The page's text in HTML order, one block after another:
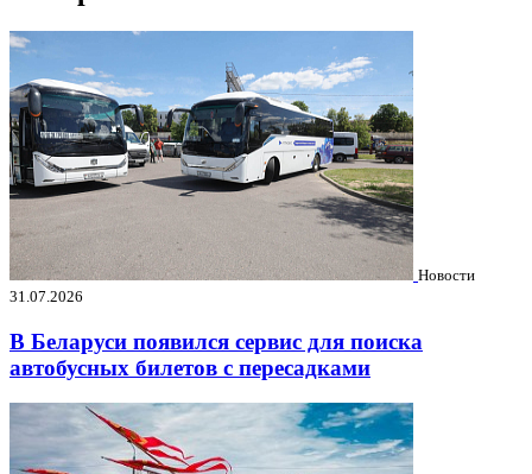
Новости
31.07.2026
В Беларуси появился сервис для поиска
автобусных билетов с пересадками